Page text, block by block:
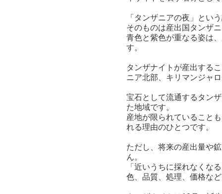
「タンザニアの夜」とい
そのものは産出国タンザ
青色と紫色が重なる姿は
す。
タンザナイトが産出する
ニア北部、キリマンジャ
宝石として流通するタン
た地域です。
産地が限られていること
れる理由のひとつです。
ただし、将来の産出量や
ん。
「近いうちに採れなくな
色、品質、処理、価格な